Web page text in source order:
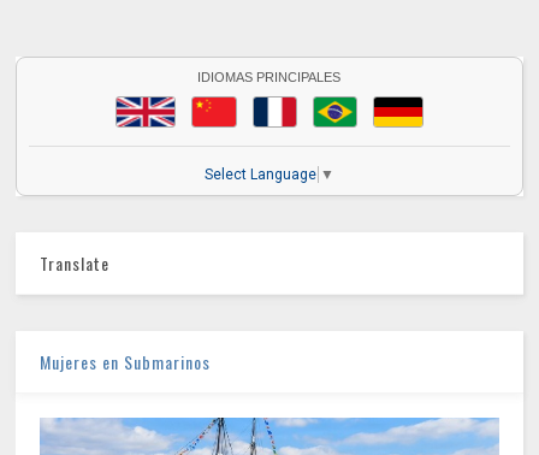
IDIOMAS PRINCIPALES
Select Language ▼
Translate
Mujeres en Submarinos